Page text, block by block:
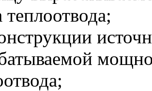
теплоотвода;